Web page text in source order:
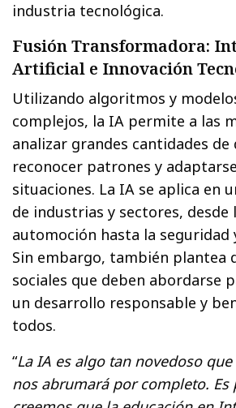
industria tecnológica.
Fusión Transformadora:
Artificial e Innovación
Utilizando algoritmos y
complejos, la IA permite a las
analizar grandes cantidades de
reconocer patrones y
situaciones. La IA se aplica en
de industrias y sectores, desde
automoción hasta la seguridad
Sin embargo, también plantea
sociales que deben abordarse
un desarrollo responsable y
todos.
“La IA es algo tan novedoso
nos abrumará por completo. Es